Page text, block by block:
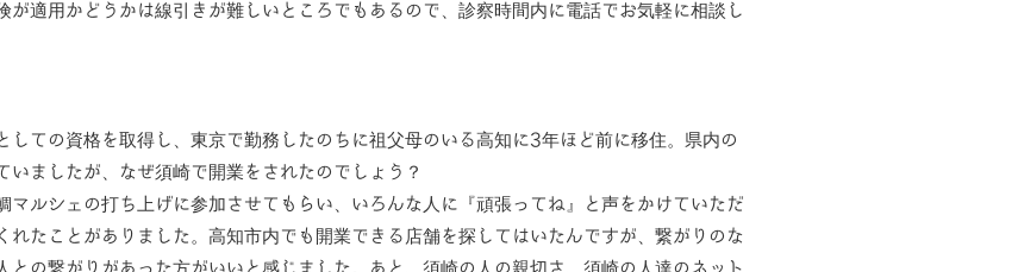
が適用かどうかは線引きが難しいところでもあるので、診察時間内に電話でお気軽に相談し
しての資格を取得し、東京で勤務したのちに祖父母のいる高知に3年ほど前に移住。県内の
ましたが、なぜ須崎で開業をされたのでしょう？
マルシェの打ち上げに参加させてもらい、いろんな人に『頑張ってね』と声をかけていただ
れたことがありました。高知市内でも開業できる店舗を探してはいたんですが、繋がりのな